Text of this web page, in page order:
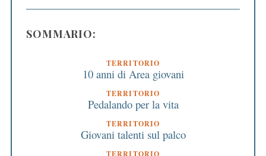
SOMMARIO:
TERRITORIO
10 anni di Area giovani
TERRITORIO
Pedalando per la vita
TERRITORIO
Giovani talenti sul palco